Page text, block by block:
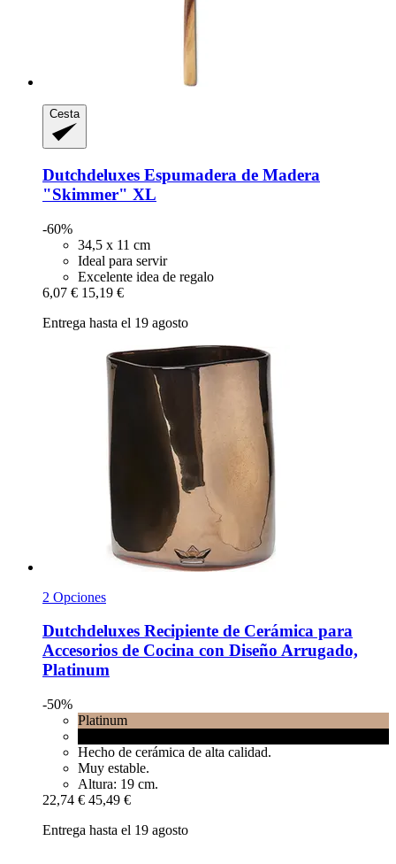
Cesta
Dutchdeluxes Espumadera de Madera
"Skimmer" XL
-60%
34,5 x 11 cm
Ideal para servir
Excelente idea de regalo
6,07 € 15,19 €
Entrega hasta el 19 agosto
2 Opciones
Dutchdeluxes Recipiente de Cerámica para
Accesorios de Cocina con Diseño Arrugado,
Platinum
-50%
Platinum
Hecho de cerámica de alta calidad.
Muy estable.
Altura: 19 cm.
22,74 € 45,49 €
Entrega hasta el 19 agosto